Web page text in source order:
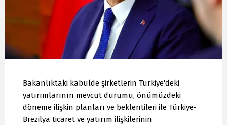
Bakanlıktaki kabulde şirketlerin Türkiye'deki
yatırımlarının mevcut durumu, önümüzdeki
döneme ilişkin planları ve beklentileri ile Türkiye-
Brezilya ticaret ve yatırım ilişkilerinin